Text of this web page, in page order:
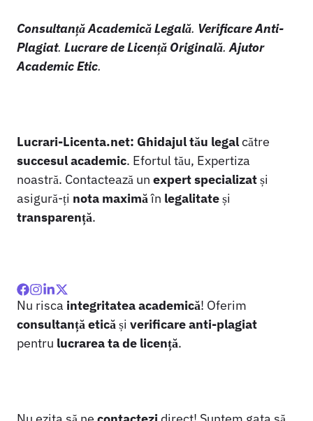
Consultanță Academică Legală. Verificare Anti-
Plagiat. Lucrare de Licență Originală.Ajutor
Academic Etic.
Lucrari-Licenta.net: Ghidajul tău legalcătre
succesul academic. Efortul tău, Expertiza
noastră. Contactează un expert specializatși
asigură-ți nota maximăîn legalitateși
transparență.
Nu risca integritatea academică! Oferim
consultanță eticăși verificare anti-plagiat
pentru lucrarea ta de licență.